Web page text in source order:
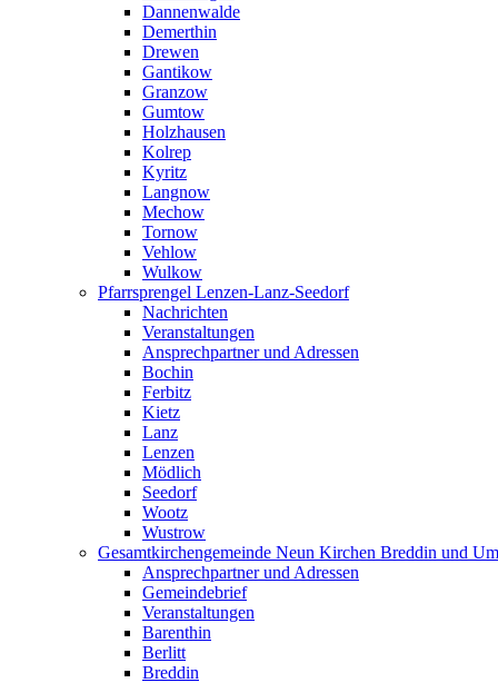
Dannenwalde
Demerthin
Drewen
Gantikow
Granzow
Gumtow
Holzhausen
Kolrep
Kyritz
Langnow
Mechow
Tornow
Vehlow
Wulkow
Pfarrsprengel Lenzen-Lanz-Seedorf
Nachrichten
Veranstaltungen
Ansprechpartner und Adressen
Bochin
Ferbitz
Kietz
Lanz
Lenzen
Mödlich
Seedorf
Wootz
Wustrow
Gesamtkirchengemeinde Neun Kirchen Breddin und
Ansprechpartner und Adressen
Gemeindebrief
Veranstaltungen
Barenthin
Berlitt
Breddin